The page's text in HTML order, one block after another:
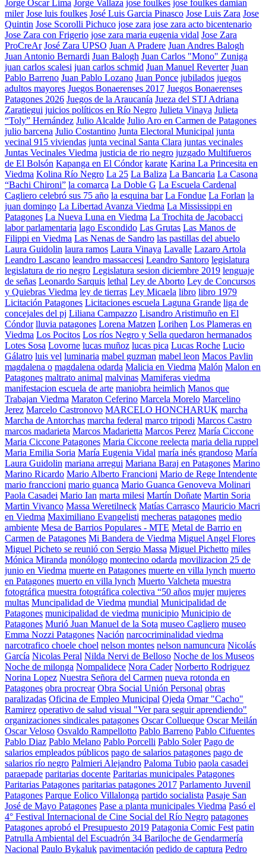
Jorge Oscar Lima Jorge Vallaza jose foulkes jose foulkes damian
miler Jose luis foulkes José Luis Garcia Pinasco Jose Luis Zara Jose
Quintin Jose Scorolli Pichuco jose zara jose zara acto bicentenario
Jose Zara con Frigerio jose zara maria eugenia vidal Jose Zara
ProCreAr José Zara UPSO Juan A Pradere Juan Andres Balogh
Juan Antonio Bernardi Juan Balogh Juan Carlos "Mono" Zuniga
juan carlos scalesi juan carlos schmid Juan Manuel Reverter Juan
Pablo Barreno Juan Pablo Lozano Juan Ponce jubilados juegos
adultos mayores Juegos Bonaerenses 2017 Juegos Bonaerenses
Patagones 2026 Juegos de la Araucanía Jueza del STJ Adriana
Zaratiegui juicios políticos en Río Negro Julieta Vinaya Julieta
“Toly” Hernández Julio Alcalde Julio Aro en Carmen de Patagones
julio barcena Julio Costantino Junta Electoral Municipal junta
vecinal 915 viviendas junta vecinal Santa Clara juntas vecinales
Juntas Vecinales Viedma justicia de rio negro juzgado Multifueros
de El Bolsón Kapanga en El Cóndor karate Karina La Princesita en
Viedma Kolina Río Negro La 25 La Baliza La Bancaria La Casona
“Bachi Chironi” la comarca La Doble G La Escuela Cardenal
Cagliero celebró sus 75 año la esquina bar La Fondue La Forlan la
juan domingo La Libertad Avanza Viedma La Mississippi en
Patagones La Nueva Luna en Viedma La Trochita de Jacobacci
labor parlamentaria lago Escondido Las Grutas Las Manos de
Filippi en Viedma Las Nenas de Sandro las pastillas del abuelo
Laura Guidolin laura ramos Laura Vinaya Lavalle Lazaro Artola
Leandro Lascano leandro massaccesi Leandro Santoro legislatura
legislatura de rio negro Legislatura sesion diciembre 2019 lenguaje
de señas Leonardo Sarquis lethal Ley de Aborto Ley de Concursos
y Quiebras Viedma ley de tierras Ley Micaela libro libro 1979
Licitación Patagones Licitaciones escuela Laguna Grande liga de
concejales del pj Liliana Campazzo Lisandro Aristimuño en El
Cóndor lluvia patagones Lorena Matzen Lorihen Los Plameras en
Viedma Los Pocitos Los ríos Negro y Sella quedaron hermanados
Lotes Sosa Lovorne lucas muñoz lucas pica Lucas Roche Lucio
Gálatro luis vel luminaria mabel guzman mabel leon Macos Pavlin
magdalena o magdalena odarda Malicia en Viedma Malón Malon en
Patagones maltrato animal malvinas Mamiferas viedma
manifestacion escuela de arte maniobra heimlich Manos que
Trabajan Viedma Maraton Ceferino Marcela Morelo Marcelino
Jerez Marcelo Castronovo MARCELO HONCHARUK marcha
Marcha de Antorchas marcha federal marco tripodi Marcos Castro
marcos madarieta Marcos Madarietta Marcos Perez María Ciccone
Maria Ciccone Patagones Maria Ciccone reelecta maria delia ruppel
Maria Emilia Soria María Eugenia Vidal maría inés grandoso María
Laura Guidolin mariana arregui Mariana Baraj en Patagones Marino
Marino Ricardo Mario Alberto Francioni Mario de Rege Intendente
mario franccioni mario guanca Mario Guanca Genoveva Molinari
Paola Casadei Mario Ian marta milesi Martín Doñate Martin Soria
Martin Vivanco Massa Weretilneck Matías Carrasco Mauricio Macri
en Viedma Maximiliano Evangelisti mecheras patagones medio
ambiente Mesa de Barrios Populares - MTE Metal de Barrio en
Carmen de Patagones Mi Bandera de Viedma Miguel Angel Flores
Miguel Picheto se reunió con Sergio Massa Miguel Pichetto miles
Mónica Miranda monólogo montecino odarda movilizacion 25 de
junio en Viedma muerte en Patagones muerte en villa lynch muerto
en Patagones muerto en villa lynch Muerto Valcheta muestra
fotográfica muestra fotográfica colectiva “50 años mujer mujeres
multas Muncipalidad de Viedma mundial Municipalidad de
Patagones municipalidad de viedma municipio Municipio de
Patagones Murió Juan Manuel de la Sota museo Cagliero museo
Emma Nozzi Patagones Nación narcocriminalidad viedma
narcotrafico choele choel nelson montes nelson namuncura Nicolás
García Nicolas Peral Nilda Nervi de Belloso Noche de los Museos
Noche de milonga Nompalidece Nora Cader Norberto Rodriguez
Norina Lopez Nuestra Señora del Carmen nueva rotonda en
Patagones obra procrear Obra Social Unión Personal obras
paralizadas Oficina de Empleo Municipal Ojeda Omar "Cacho"
Ramirez operativo de salud visual "Ver para seguir aprendiendo"
organizaciones sindicales patagones Oscar Collueque Oscar Meilán
Oscar Veloso Osvaldo Rampellotto Pablo Barreno Pablo Cifuentes
Pablo Diaz Pablo Melano Pablo Porcelli Pablo Soler Pago de
salarios empleados públicos pago de salarios patagones pago de
salarios río negro Palmieri Alejandro Paloma Tubio paola casadei
paraepade paritarias docente Paritarias municipales Patagones
Paritarias Patagones paritarias patagones 2017 Parlamento Juvenil
Patagones Parque Eolico Villalonga partido socialista Pasaje San
José de Mayo Patagones Pase a planta municipales Viedma Pasó el
4° Festival Internacional de Cine Social del Río Negro patagones
Patagones aprobó el Presupuesto 2019 Patagonia Comic Fest patin
Patrulla Ambiental del Escuadrón 34 Bariloche de Gendarmería
Nacional Paulo Bykaluk pavimentación pedido de captura Pedro